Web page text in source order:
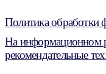
Политика обработки
На информационном
рекомендательные